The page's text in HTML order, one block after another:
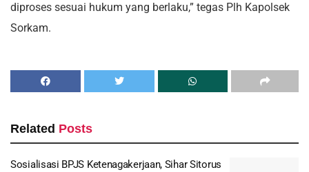
diproses sesuai hukum yang berlaku,” tegas Plh Kapolsek
Sorkam.
Related Posts
Sosialisasi BPJS Ketenagakerjaan, Sihar Sitorus